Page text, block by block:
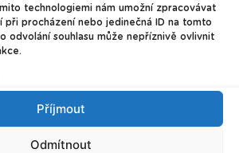
technologiemi nám umožní zpracovávat
při procházení nebo jedinečná ID na tomto
odvolání souhlasu může nepříznivě ovlivnit
Příjmout
Odmítnout
Plavecké centrum Oceán
Nastavení cookies